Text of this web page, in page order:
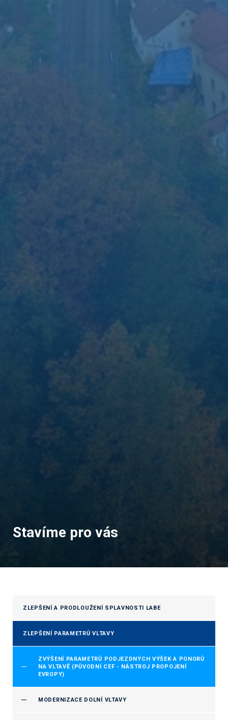
Stavíme pro vás
ZLEPŠENÍ A PRODLOUŽENÍ SPLAVNOSTI LABE
ZLEPŠENÍ PARAMETRŮ VLTAVY
ZVÝŠENÍ PARAMETRŮ PODJEZDNÝCH VÝŠEK A PONORŮ
NA VLTAVĚ (PŮVODNÍ CEF - NÁSTROJ PROPOJENÍ
EVROPY)
MODERNIZACE DOLNÍ VLTAVY